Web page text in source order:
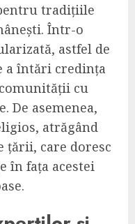
tradițiile
Într-o
astfel de
a întări credința
cu
De asemenea,
atrăgând
care doresc
în fața acestei